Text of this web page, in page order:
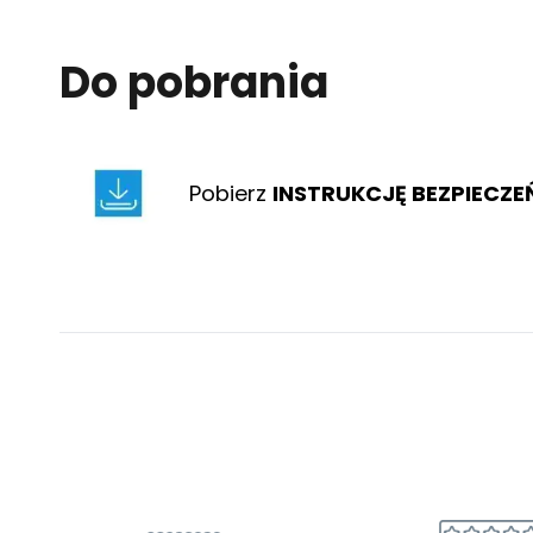
Do pobrania
Pobierz INSTRUKCJĘ